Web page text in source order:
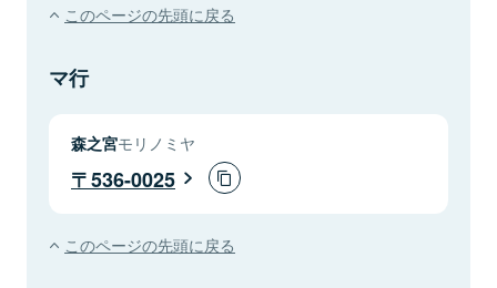
このページの先頭に戻る
マ行
森之宮モリノミヤ
536-0025
このページの先頭に戻る